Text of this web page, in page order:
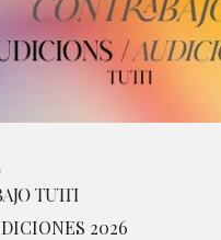
TUTTI
2026